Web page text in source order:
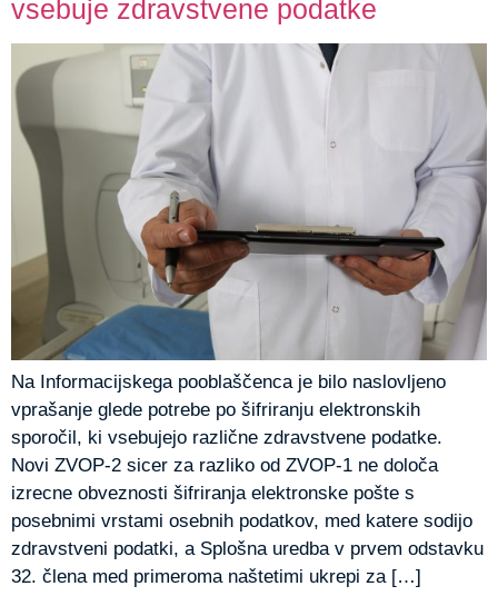
vsebuje zdravstvene podatke
Na Informacijskega pooblaščenca je bilo naslovljeno
vprašanje glede potrebe po šifriranju elektronskih
sporočil, ki vsebujejo različne zdravstvene podatke.
Novi ZVOP-2 sicer za razliko od ZVOP-1 ne določa
izrecne obveznosti šifriranja elektronske pošte s
posebnimi vrstami osebnih podatkov, med katere sodijo
zdravstveni podatki, a Splošna uredba v prvem odstavku
32. člena med primeroma naštetimi ukrepi za […]